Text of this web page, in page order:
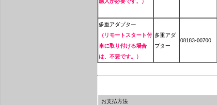
多重アダプター
（リモートスタート付
車に取り付ける場合
は、不要です。）
多重アダ
プター
08183-00700
お支払方法